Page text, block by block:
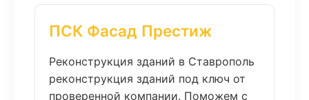
ПСК Фасад Престиж
Реконструкция зданий в Ставрополь
реконструкция зданий под ключ от
проверенной компании. Поможем с